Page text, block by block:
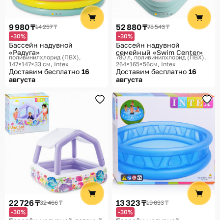
9 980 ₸14 257 ₸
-30%
Бассейн надувной
«Радуга»
поливинилхлорид (ПВХ),
147×147×33 см Intex
Доставим бесплатно 16
августа
52 880 ₸75 543 ₸
-30%
Бассейн надувной
семейный «Swim Center»
780 л, поливинилхлорид (ПВХ),
264×165×56см Intex
Доставим бесплатно 16
августа
22 726 ₸32 466 ₸
-30%
13 323 ₸19 033 ₸
-30%